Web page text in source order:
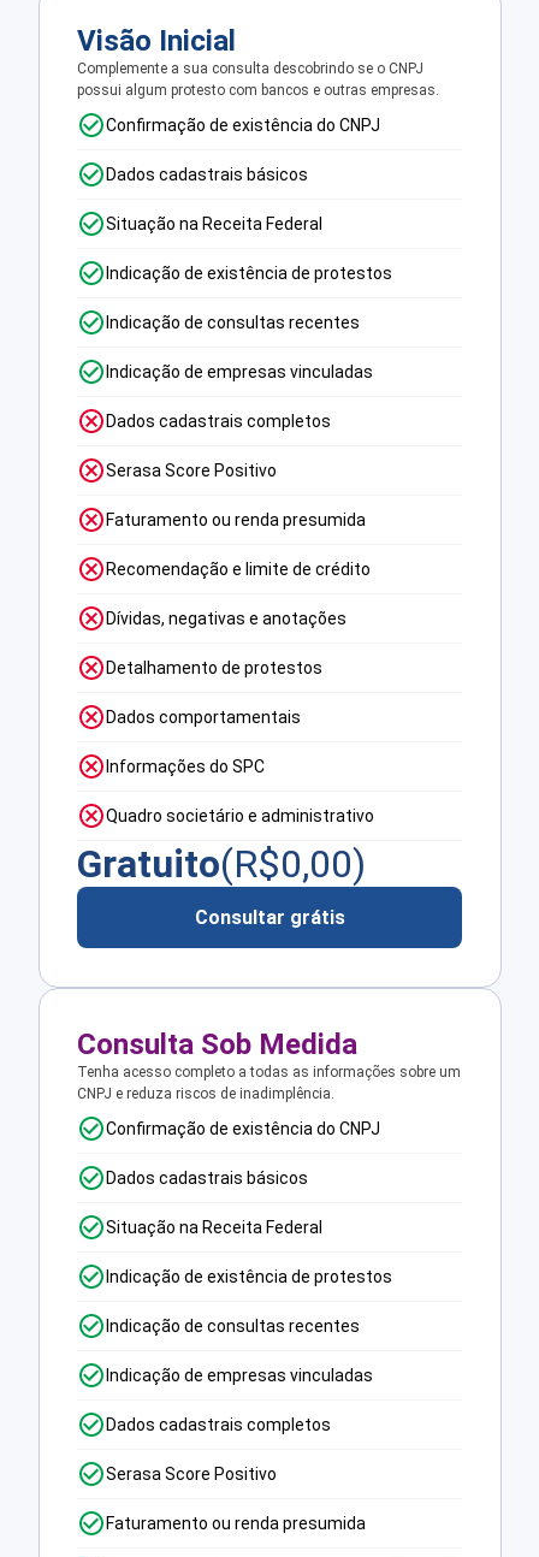
Visão Inicial
Complemente a sua consulta descobrindo se o CNPJ
possui algum protesto com bancos e outras empresas.
Confirmação de existência do CNPJ
Dados cadastrais básicos
Situação na Receita Federal
Indicação de existência de protestos
Indicação de consultas recentes
Indicação de empresas vinculadas
Dados cadastrais completos
Serasa Score Positivo
Faturamento ou renda presumida
Recomendação e limite de crédito
Dívidas, negativas e anotações
Detalhamento de protestos
Dados comportamentais
Informações do SPC
Quadro societário e administrativo
Gratuito(R$0,00)
Consultar grátis
Consulta Sob Medida
Tenha acesso completo a todas as informações sobre um
CNPJ e reduza riscos de inadimplência.
Confirmação de existência do CNPJ
Dados cadastrais básicos
Situação na Receita Federal
Indicação de existência de protestos
Indicação de consultas recentes
Indicação de empresas vinculadas
Dados cadastrais completos
Serasa Score Positivo
Faturamento ou renda presumida